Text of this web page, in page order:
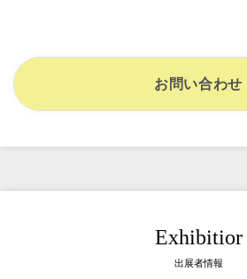
お問い合わせ
Exhibitior
出展者情報